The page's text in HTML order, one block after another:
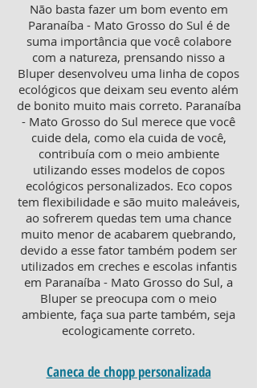
Não basta fazer um bom evento em
Paranaíba - Mato Grosso do Sul é de
suma importância que você colabore
com a natureza, prensando nisso a
Bluper desenvolveu uma linha de copos
ecológicos que deixam seu evento além
de bonito muito mais correto. Paranaíba
- Mato Grosso do Sul merece que você
cuide dela, como ela cuida de você,
contribuía com o meio ambiente
utilizando esses modelos de copos
ecológicos personalizados. Eco copos
tem flexibilidade e são muito maleáveis,
ao sofrerem quedas tem uma chance
muito menor de acabarem quebrando,
devido a esse fator também podem ser
utilizados em creches e escolas infantis
em Paranaíba - Mato Grosso do Sul, a
Bluper se preocupa com o meio
ambiente, faça sua parte também, seja
ecologicamente correto.
Caneca de chopp personalizada